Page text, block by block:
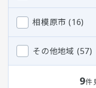
相模原市 (16)
その他地域 (57)
9件